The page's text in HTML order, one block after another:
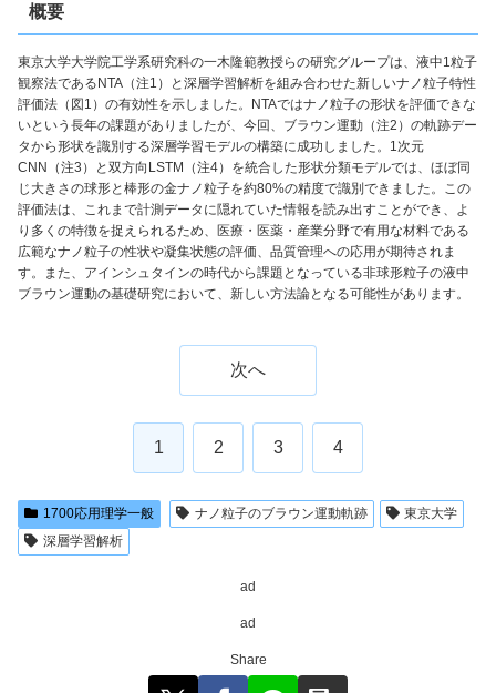
概要
東京大学大学院工学系研究科の一木隆範教授らの研究グループは、液中1粒子
観察法であるNTA（注1）と深層学習解析を組み合わせた新しいナノ粒子特性
評価法（図1）の有効性を示しました。NTAではナノ粒子の形状を評価できな
いという長年の課題がありましたが、今回、ブラウン運動（注2）の軌跡デー
タから形状を識別する深層学習モデルの構築に成功しました。1次元
CNN（注3）と双方向LSTM（注4）を統合した形状分類モデルでは、ほぼ同
じ大きさの球形と棒形の金ナノ粒子を約80%の精度で識別できました。この
評価法は、これまで計測データに隠れていた情報を読み出すことができ、よ
り多くの特徴を捉えられるため、医療・医薬・産業分野で有用な材料である
広範なナノ粒子の性状や凝集状態の評価、品質管理への応用が期待されま
す。また、アインシュタインの時代から課題となっている非球形粒子の液中
ブラウン運動の基礎研究において、新しい方法論となる可能性があります。
次へ
1 2 3 4
1700応用理学一般 ナノ粒子のブラウン運動軌跡
東京大学
深層学習解析
ad
ad
Share